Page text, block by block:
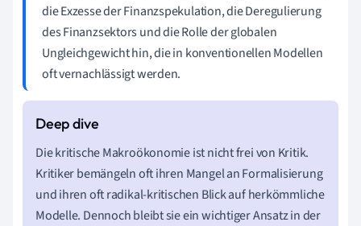
die Exzesse der Finanzspekulation, die Deregulierung
des Finanzsektors und die Rolle der globalen
Ungleichgewicht hin, die in konventionellen Modellen
oft vernachlässigt werden.
Die kritische Makroökonomie ist nicht frei von Kritik.
Kritiker bemängeln oft ihren Mangel an Formalisierung
und ihren oft radikal-kritischen Blick auf herkömmliche
Modelle. Dennoch bleibt sie ein wichtiger Ansatz in der